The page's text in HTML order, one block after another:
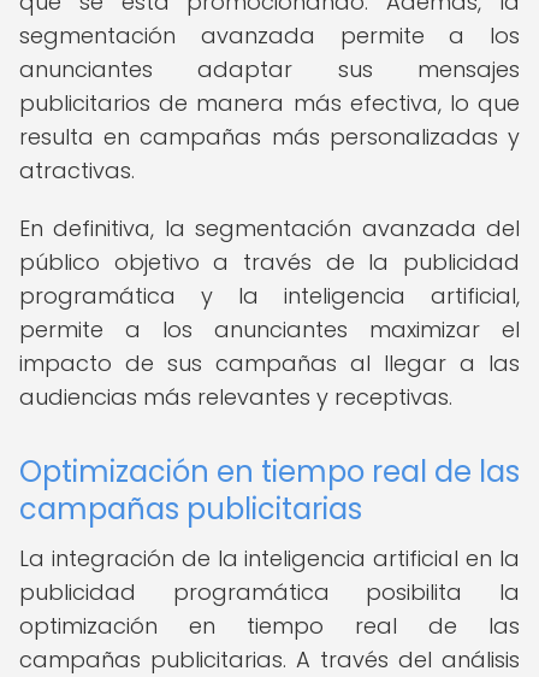
segmentación avanzada permite a los
anunciantes adaptar sus mensajes
publicitarios de manera más efectiva, lo que
resulta en campañas más personalizadas y
atractivas.
En definitiva, la segmentación avanzada del
público objetivo a través de la publicidad
programática y la inteligencia artificial,
permite a los anunciantes maximizar el
impacto de sus campañas al llegar a las
audiencias más relevantes y receptivas.
Optimización en tiempo real de las
campañas publicitarias
La integración de la inteligencia artificial en la
publicidad programática posibilita la
optimización en tiempo real de las
campañas publicitarias. A través del análisis